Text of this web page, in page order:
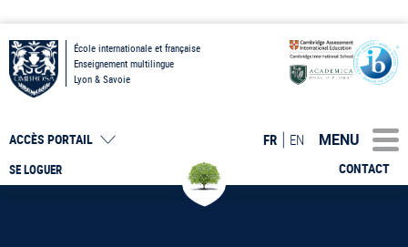
École internationale et française
Enseignement multilingue
Lyon & Savoie
SE LOGUER
ACCÈS PORTAIL
CONTACT
FR EN MENU